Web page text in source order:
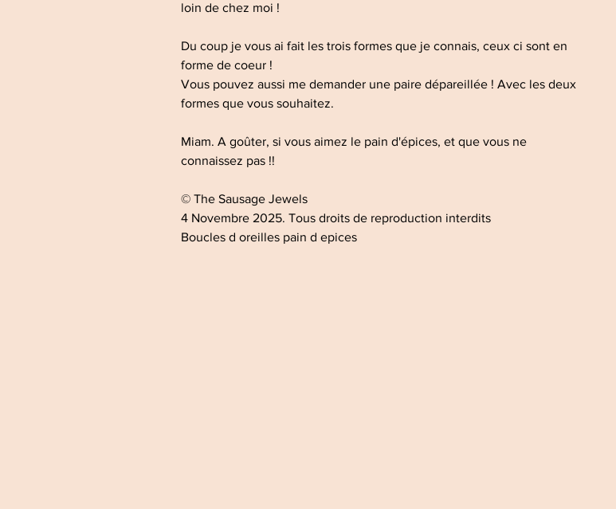
loin de chez moi !
Du coup je vous ai fait les trois formes que je connais, ceux ci sont en
forme de coeur !
Vous pouvez aussi me demander une paire dépareillée ! Avec les deux
formes que vous souhaitez.
Miam. A goûter, si vous aimez le pain d'épices, et que vous ne
connaissez pas !!
© The Sausage Jewels
4 Novembre 2025. Tous droits de reproduction interdits
Boucles d oreilles pain d epices